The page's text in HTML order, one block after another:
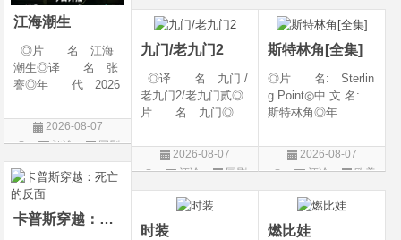
江海潮生
◎片 名 江海
潮生◎译 名 张
謇◎年 代 2026
陆◎类 别 传记
/ 历史 / 古装◎语
上映日期 2026-07-
20(中国大陆)◎
2026-08-07
评论
国剧
爱情◎语 言 汉
语普通话◎上映日期
大陆◎类 别:
动作 / 战争 / 犯
片
九门/老九门2
◎译 名 九门 /
老九门2/老九门贰◎
片 名 九门◎
产 地 中国大陆
◎类 别 剧情 /
言 汉语普通话◎上
映日期 2026-07
2026-08-07
评论
国剧
斯特林角[全集]
◎片 名: Sterlin
g Point◎中 文 名:
斯特林角◎年
地: 美国◎类
别: 剧情◎语
期: 2026-08-05(美
国)◎IMDb评分: 6
2026-08-07
评论
欧美
剧
卡普斯穿越：死亡的反面
时装 燃比娃